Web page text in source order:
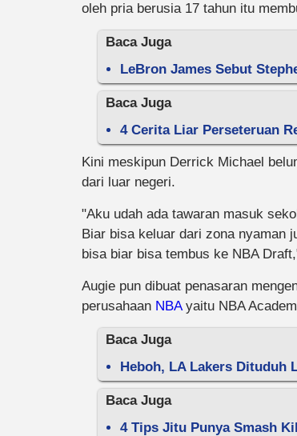
oleh pria berusia 17 tahun itu
Baca Juga
LeBron James Sebut
Baca Juga
4 Cerita Liar Perseteruan
Kini meskipun Derrick Michael
dari luar negeri.
"Aku udah ada tawaran masuk
Biar bisa keluar dari zona nyaman
bisa biar bisa tembus ke NBA
Augie pun dibuat penasaran
perusahaan NBAyaitu NBA
Baca Juga
Heboh, LA Lakers Dituduh
Baca Juga
4 Tips Jitu Punya Smash